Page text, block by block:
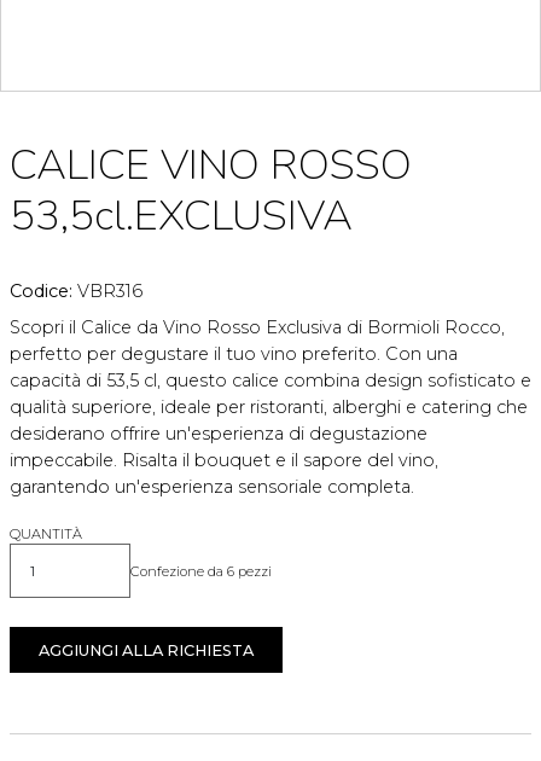
CALICE VINO ROSSO
53,5cl.EXCLUSIVA
Codice: VBR316
Scopri il Calice da Vino Rosso Exclusiva di Bormioli Rocco,
perfetto per degustare il tuo vino preferito. Con una
capacità di 53,5 cl, questo calice combina design sofisticato e
qualità superiore, ideale per ristoranti, alberghi e catering che
desiderano offrire un'esperienza di degustazione
impeccabile. Risalta il bouquet e il sapore del vino,
garantendo un'esperienza sensoriale completa.
QUANTITÀ
Quantità Confezione da 6 pezzi
AGGIUNGI ALLA RICHIESTA